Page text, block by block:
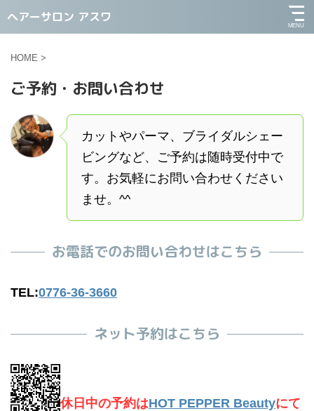
ヘアーサロン アスワ
HOME >
ご予約・お問い合わせ
カットやパーマ、ブライダルシェー
ビングなど、ご予約は随時受付中で
す。お気軽にお問い合わせください
ませ。^^
お電話でのお問い合わせはこちら
TEL:0776-36-3660
ネット予約はこちら
休日中の予約はHOT PEPPER Beautyにて